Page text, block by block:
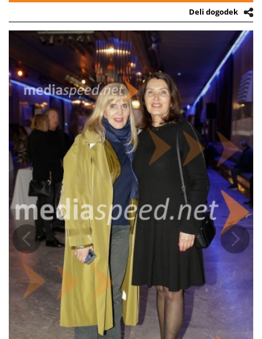
Povezana serija del ponuja edinstven, umetniško dognan vpogled v
okoljevarstveno fotografijo ter slavi moč človeškega duha, skupnosti
in solidarnosti ob univerzalni podnebni grožnji. Prvi poglavji sta nastali
v Keniji, Zimbabveju (2020) in Boliviji (2022), tretje Potopi se in se dvigni
pa na Fidžiju, kjer je Brandt pod vodo fotografiral tamkajšnje
prebivalce, na katere je dvig morske gladine že vplival, še bolj pa bo v
prihodnosti.
Ta poglavja so na ogled v Galeriji CD, Galerija Fotografija pa predstavlja
četrto, Odmev naših glasov.
V Londonu rojeni fotograf Nick Brandt (1964) je študiral slikarstvo in
film (na Saint Martin's School of Art). Med režiranjem epskega
videospota Earth Song Michaela Jacksona v Tanzaniji leta 1995 se je
zaljubil v živali in vzhodnoafriško pokrajino. Kmalu za tem je ustvaril
svojo prvo fotografsko serijo On This Earth (2000–05), ki s poznejšima
cikloma A Shadow Falls (2009) in Across the Ravaged Land (2013)
sestavlja trilogijo. On This Earth je leta 2005 izšla v knjižni obliki z uvodi
naravovarstvenice in primatologinje Jane Goodall, pisateljice Alice
Sebold in fotografske kritičarke Vicki Goldberg. Poznejši seriji Inherit
the Dust (2016) in This Empty World (2019) sta bili prav tako posneti v
vzhodni Afriki. Leta 2010 je Brandt v Keniji/Tanzaniji soustanovil
neprofitno organizacijo Big Life Foundation, ki več kot tristo petdeset
lokalnih čuvajev oz. naravovarstvenih nadzornikov zaposluje za
varovanje in ohranjanje 1,6 milijona hektarjev zaščitenega ekosistema
Amboseli/Kilimandžaro. Njegove fotografije so del številnih javnih in
zasebnih zbirk. Pri svojem delu se osredotoča na posledice uničevanja
okolja in podnebnega zloma tako za najbolj ranljive prebivalce planeta
kot tudi za živalski in naravni svet.
Deli dogodek
Prejšnja